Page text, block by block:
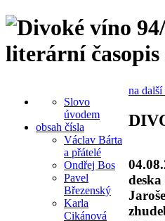
literární časopis
Slovo
úvodem
obsah čísla
Václav Bárta
a přátelé
Ondřej Bos
Pavel
Březenský
Karla
Cikánová
na další
deska